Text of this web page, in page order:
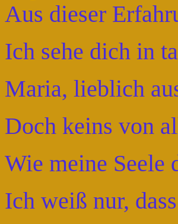
Aus dieser
Ich sehe dich in
Maria, lieblich
Doch keins von
Wie meine Seele
Ich weiß nur,